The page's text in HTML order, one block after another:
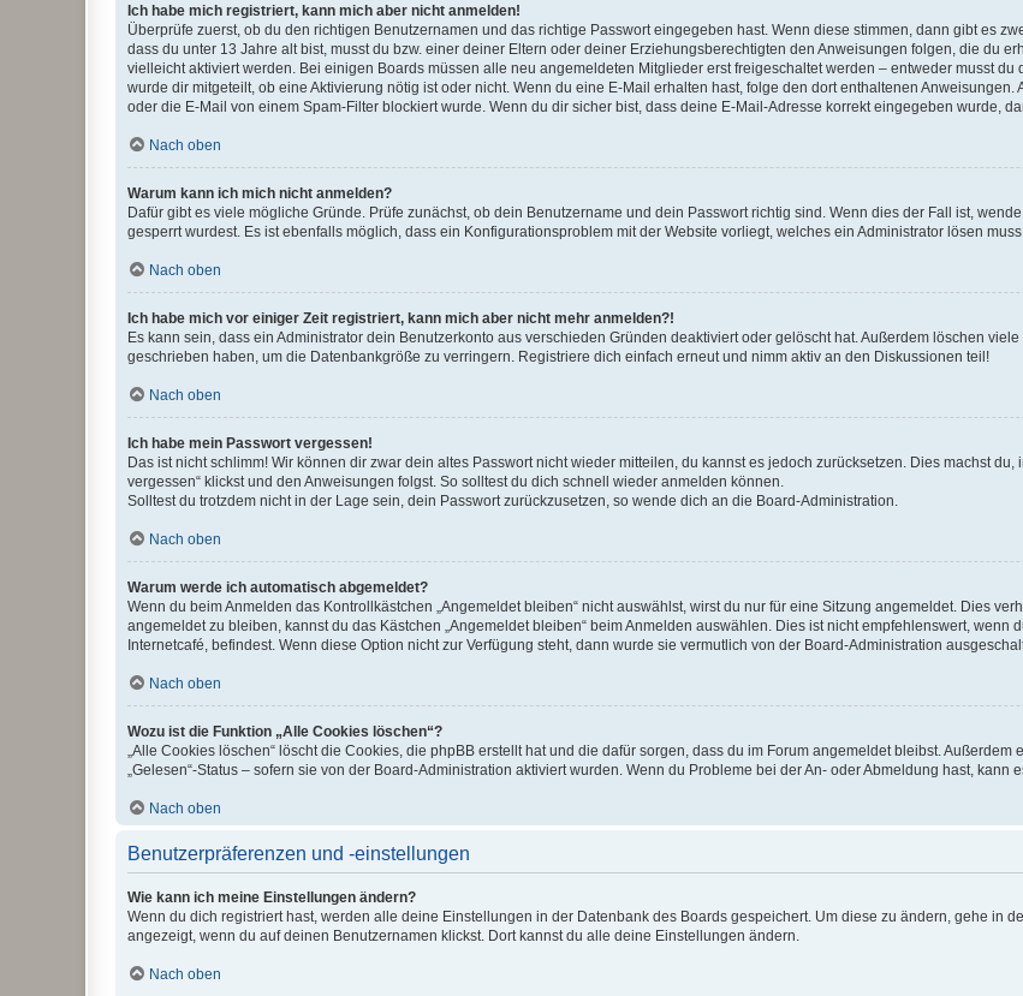
Ich habe mich registriert, kann mich aber nicht anmelden!
Überprüfe zuerst, ob du den richtigen Benutzernamen und das richtige Passwort eingegeben hast. Wenn diese stimmen, dann gibt es
dass du unter 13 Jahre alt bist, musst du bzw. einer deiner Eltern oder deiner Erziehungsberechtigten den Anweisungen folgen, die du
vielleicht aktiviert werden. Bei einigen Boards müssen alle neu angemeldeten Mitglieder erst freigeschaltet werden – entweder musst
wurde dir mitgeteilt, ob eine Aktivierung nötig ist oder nicht. Wenn du eine E-Mail erhalten hast, folge den dort enthaltenen
oder die E-Mail von einem Spam-Filter blockiert wurde. Wenn du dir sicher bist, dass deine E-Mail-Adresse korrekt eingegeben wurde,
Nach oben
Warum kann ich mich nicht anmelden?
Dafür gibt es viele mögliche Gründe. Prüfe zunächst, ob dein Benutzername und dein Passwort richtig sind. Wenn dies der Fall ist,
gesperrt wurdest. Es ist ebenfalls möglich, dass ein Konfigurationsproblem mit der Website vorliegt, welches ein Administrator lösen
Nach oben
Ich habe mich vor einiger Zeit registriert, kann mich aber nicht mehr anmelden?!
Es kann sein, dass ein Administrator dein Benutzerkonto aus verschieden Gründen deaktiviert oder gelöscht hat. Außerdem löschen
geschrieben haben, um die Datenbankgröße zu verringern. Registriere dich einfach erneut und nimm aktiv an den Diskussionen teil!
Nach oben
Ich habe mein Passwort vergessen!
Das ist nicht schlimm! Wir können dir zwar dein altes Passwort nicht wieder mitteilen, du kannst es jedoch zurücksetzen. Dies machst
vergessen“ klickst und den Anweisungen folgst. So solltest du dich schnell wieder anmelden können.
Solltest du trotzdem nicht in der Lage sein, dein Passwort zurückzusetzen, so wende dich an die Board-Administration.
Nach oben
Warum werde ich automatisch abgemeldet?
Wenn du beim Anmelden das Kontrollkästchen „Angemeldet bleiben“ nicht auswählst, wirst du nur für eine Sitzung angemeldet. Dies
angemeldet zu bleiben, kannst du das Kästchen „Angemeldet bleiben“ beim Anmelden auswählen. Dies ist nicht empfehlenswert,
Internetcafé, befindest. Wenn diese Option nicht zur Verfügung steht, dann wurde sie vermutlich von der Board-Administration
Nach oben
Wozu ist die Funktion „Alle Cookies löschen“?
„Alle Cookies löschen“ löscht die Cookies, die phpBB erstellt hat und die dafür sorgen, dass du im Forum angemeldet bleibst.
„Gelesen“-Status – sofern sie von der Board-Administration aktiviert wurden. Wenn du Probleme bei der An- oder Abmeldung hast, kann
Nach oben
Benutzerpräferenzen und -einstellungen
Wie kann ich meine Einstellungen ändern?
Wenn du dich registriert hast, werden alle deine Einstellungen in der Datenbank des Boards gespeichert. Um diese zu ändern, gehe in
angezeigt, wenn du auf deinen Benutzernamen klickst. Dort kannst du alle deine Einstellungen ändern.
Nach oben